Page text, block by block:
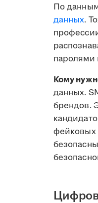
По
данных.
паролями
Кому
данных.
брендов.
фейковых